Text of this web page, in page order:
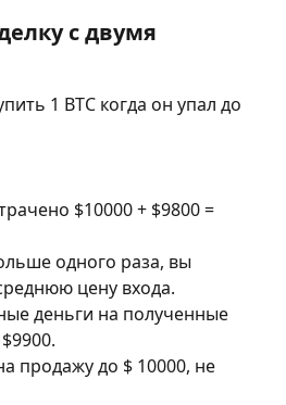
с двумя
1 BTC когда он упал до
$10000 + $9800 =
одного раза, вы
цену входа.
деньги на полученные
продажу до $ 10000, не